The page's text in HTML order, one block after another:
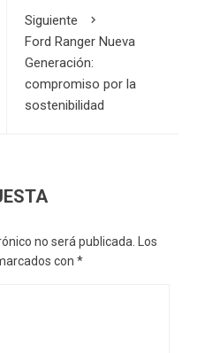
Siguiente
Ford Ranger Nueva
Generación:
compromiso por la
sostenibilidad
no será publicada.
Los
con *